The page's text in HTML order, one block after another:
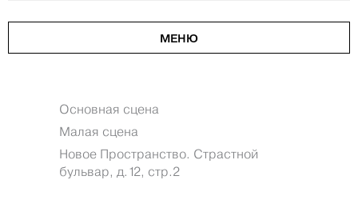
МЕНЮ
Основная сцена
Малая сцена
Новое Пространство. Страстной
бульвар, д.12, стр.2